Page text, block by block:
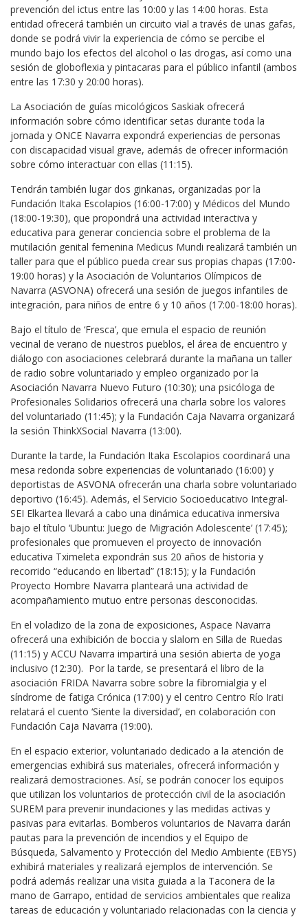
prevención del ictus entre las 10:00 y las 14:00 horas. Esta
entidad ofrecerá también un circuito vial a través de unas gafas,
donde se podrá vivir la experiencia de cómo se percibe el
mundo bajo los efectos del alcohol o las drogas, así como una
sesión de globoflexia y pintacaras para el público infantil (ambos
entre las 17:30 y 20:00 horas).
La Asociación de guías micológicos Saskiak ofrecerá
información sobre cómo identificar setas durante toda la
jornada y ONCE Navarra expondrá experiencias de personas
con discapacidad visual grave, además de ofrecer información
sobre cómo interactuar con ellas (11:15).
Tendrán también lugar dos ginkanas, organizadas por la
Fundación Itaka Escolapios (16:00-17:00) y Médicos del Mundo
(18:00-19:30), que propondrá una actividad interactiva y
educativa para generar conciencia sobre el problema de la
mutilación genital femenina Medicus Mundi realizará también un
taller para que el público pueda crear sus propias chapas (17:00-
19:00 horas) y la Asociación de Voluntarios Olímpicos de
Navarra (ASVONA) ofrecerá una sesión de juegos infantiles de
integración, para niños de entre 6 y 10 años (17:00-18:00 horas).
Bajo el título de ‘Fresca’, que emula el espacio de reunión
vecinal de verano de nuestros pueblos, el área de encuentro y
diálogo con asociaciones celebrará durante la mañana un taller
de radio sobre voluntariado y empleo organizado por la
Asociación Navarra Nuevo Futuro (10:30); una psicóloga de
Profesionales Solidarios ofrecerá una charla sobre los valores
del voluntariado (11:45); y la Fundación Caja Navarra organizará
la sesión ThinkXSocial Navarra (13:00).
Durante la tarde, la Fundación Itaka Escolapios coordinará una
mesa redonda sobre experiencias de voluntariado (16:00) y
deportistas de ASVONA ofrecerán una charla sobre voluntariado
deportivo (16:45). Además, el Servicio Socioeducativo Integral-
SEI Elkartea llevará a cabo una dinámica educativa inmersiva
bajo el título ‘Ubuntu: Juego de Migración Adolescente’ (17:45);
profesionales que promueven el proyecto de innovación
educativa Tximeleta expondrán sus 20 años de historia y
recorrido “educando en libertad” (18:15); y la Fundación
Proyecto Hombre Navarra planteará una actividad de
acompañamiento mutuo entre personas desconocidas.
En el voladizo de la zona de exposiciones, Aspace Navarra
ofrecerá una exhibición de boccia y slalom en Silla de Ruedas
(11:15) y ACCU Navarra impartirá una sesión abierta de yoga
inclusivo (12:30). Por la tarde, se presentará el libro de la
asociación FRIDA Navarra sobre sobre la fibromialgia y el
síndrome de fatiga Crónica (17:00) y el centro Centro Río Irati
relatará el cuento ‘Siente la diversidad’, en colaboración con
Fundación Caja Navarra (19:00).
En el espacio exterior, voluntariado dedicado a la atención de
emergencias exhibirá sus materiales, ofrecerá información y
realizará demostraciones. Así, se podrán conocer los equipos
que utilizan los voluntarios de protección civil de la asociación
SUREM para prevenir inundaciones y las medidas activas y
pasivas para evitarlas. Bomberos voluntarios de Navarra darán
pautas para la prevención de incendios y el Equipo de
Búsqueda, Salvamento y Protección del Medio Ambiente (EBYS)
exhibirá materiales y realizará ejemplos de intervención. Se
podrá además realizar una visita guiada a la Taconera de la
mano de Garrapo, entidad de servicios ambientales que realiza
tareas de educación y voluntariado relacionadas con la ciencia y